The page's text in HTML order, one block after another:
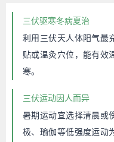
三伏驱寒冬病夏治
利用三伏天人体阳气最
贴或温灸穴位，能有效
寒。
三伏运动因人而异
暑期运动宜选择清晨或
极、瑜伽等低强度运动